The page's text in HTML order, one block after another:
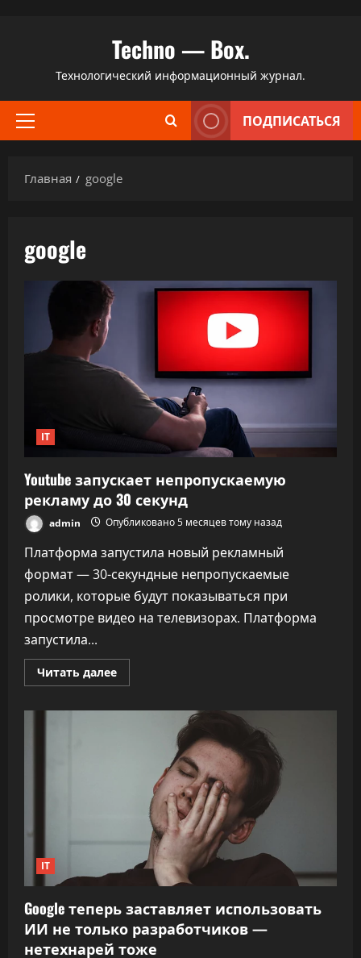
содержимому
Techno — Box.
Технологический информационный журнал.
Основное
ПОДПИСАТЬСЯ
Главная google
google
IT
Youtube запускает непропускаемую
рекламу до 30 секунд
admin Опубликовано 5 месяцев тому назад
Платформа запустила новый рекламный
формат — 30-секундные непропускаемые
ролики, которые будут показываться при
просмотре видео на телевизорах. Платформа
запустила...
Читать далееПрочитать
больше
непропускаемую
IT
Google теперь заставляет использовать
ИИ не только разработчиков —
нетехнарей тоже